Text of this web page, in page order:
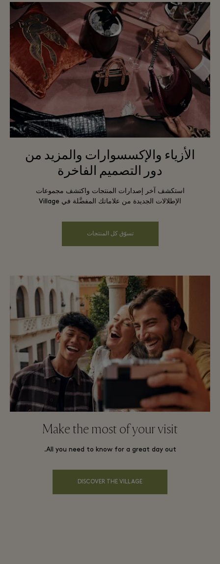
الأزياء والإكسسوارات والمزيد من
دور التصميم الفاخرة
استكشف آخر إصدارات المنتجات واكتشف مجموعات
الإطلالات الجديدة من علاماتك المفضَّلة في Village
تسوّق كل المنتجات
Make the most of your visit
All you need to know for a great day out.
DISCOVER THE VILLAGE